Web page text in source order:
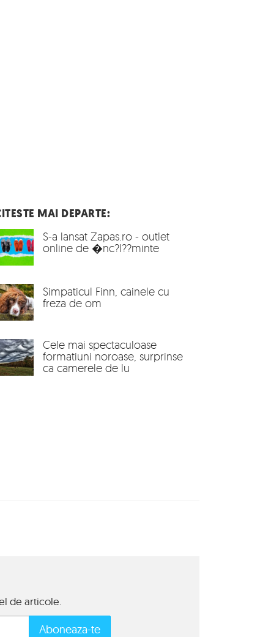
MAI DEPARTE:
S-a lansat Zapas.ro - outlet
online de �nc?l??minte
Simpaticul Finn, cainele cu
freza de om
Cele mai spectaculoase
formatiuni noroase, surprinse
ca camerele de lu
de articole.
Aboneaza-te